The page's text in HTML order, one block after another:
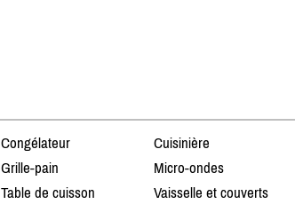
Congélateur
Cuisinière
Grille-pain
Micro-ondes
Table de cuisson Vaisselle et couverts